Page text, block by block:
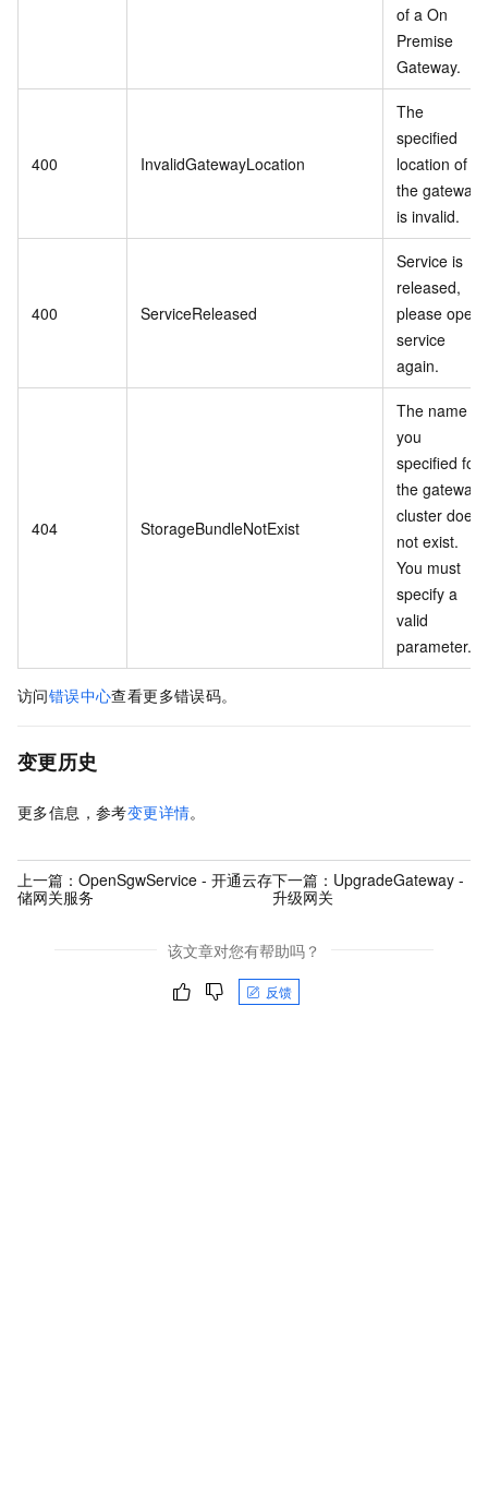
of a On
Premise
Gateway.
400 InvalidGatewayLocation
The
specified
location of
the gateway
is invalid.
400 ServiceReleased
Service is
released,
please open
service
again.
404 StorageBundleNotExist
The name
you
specified for
the gateway
cluster does
not exist.
You must
specify a
valid
parameter.
访问错误中心查看更多错误码。
变更历史
更多信息，参考变更详情。
上一篇： OpenSgwService - 开通云存
储网关服务
下一篇： UpgradeGateway -
升级网关
该文章对您有帮助吗？
反馈